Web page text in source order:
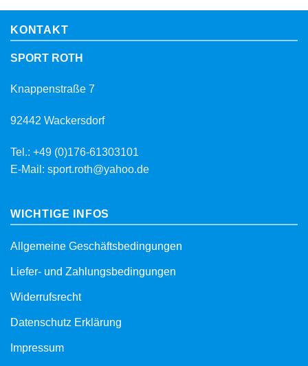
KONTAKT
SPORT ROTH
Knappenstraße 7
92442 Wackersdorf
Tel.: +49 (0)176-61303101
E-Mail: sport.roth@yahoo.de
WICHTIGE INFOS
Allgemeine Geschäftsbedingungen
Liefer- und Zahlungsbedingungen
Widerrufsrecht
Datenschutz Erklärung
Impressum